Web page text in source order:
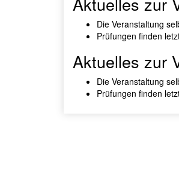
Die Veranstaltung
Prüfungen finden
Aktuelles zur
Die Veranstaltung
Prüfungen finden